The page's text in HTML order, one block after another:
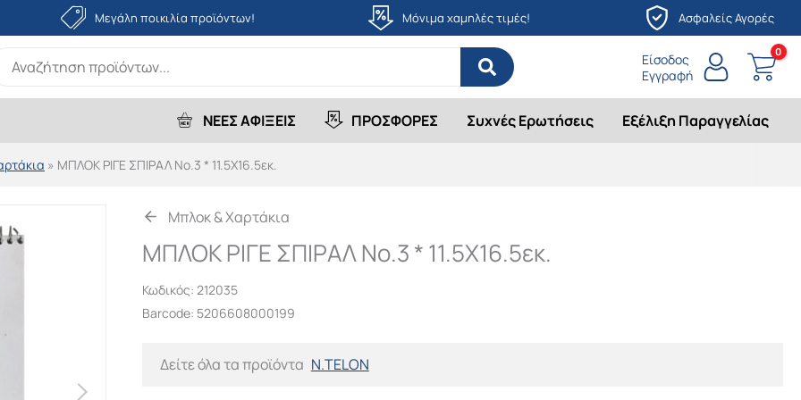
Μεγάλη ποικιλία προϊόντων! Μόνιμα χαμηλές τιμές! Ασφαλείς Αγορές
Είσοδος
Εγγραφή
ΝΕΕΣ ΑΦΙΞΕΙΣ ΠΡΟΣΦΟΡΕΣ Συχνές Ερωτήσεις Εξέλιξη Παραγγελίας
» ΜΠΛΟΚ ΡΙΓΕ ΣΠΙΡΑΛ Νο.3 * 11.5Χ16.5εκ.
Μπλοκ & Χαρτάκια
ΜΠΛΟΚ ΡΙΓΕ ΣΠΙΡΑΛ Νο.3 * 11.5Χ16.5εκ.
Κωδικός: 212035
Barcode: 5206608000199
Δείτε όλα τα προϊόντα N.TELON